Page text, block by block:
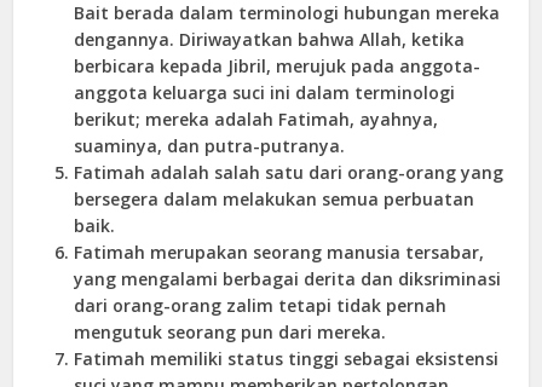
Bait berada dalam terminologi hubungan mereka
dengannya. Diriwayatkan bahwa Allah, ketika
berbicara kepada Jibril, merujuk pada anggota-
anggota keluarga suci ini dalam terminologi
berikut; mereka adalah Fatimah, ayahnya,
suaminya, dan putra-putranya.
Fatimah adalah salah satu dari orang-orang yang
bersegera dalam melakukan semua perbuatan
baik.
Fatimah merupakan seorang manusia tersabar,
yang mengalami berbagai derita dan diksriminasi
dari orang-orang zalim tetapi tidak pernah
mengutuk seorang pun dari mereka.
Fatimah memiliki status tinggi sebagai eksistensi